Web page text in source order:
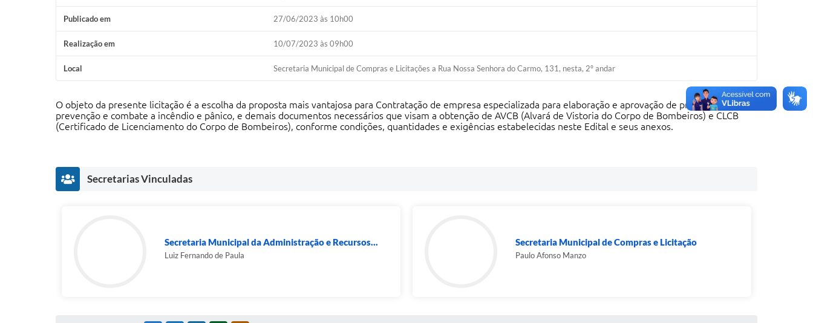
Publicado em 27/06/2023 às 10h00
Realização em 10/07/2023 às 09h00
Local Secretaria Municipal de Compras e Licitações a Rua Nossa Senhora do Carmo, 131, nesta, 2º andar
O objeto da presente licitação é a escolha da proposta mais vantajosa para Contratação de empresa especializada para elaboração e aprovação de projetos de
prevenção e combate a incêndio e pânico, e demais documentos necessários que visam a obtenção de AVCB (Alvará de Vistoria do Corpo de Bombeiros) e CLCB
(Certificado de Licenciamento do Corpo de Bombeiros), conforme condições, quantidades e exigências estabelecidas neste Edital e seus anexos.
Secretarias Vinculadas
Secretaria Municipal da Administração e Recursos...
Luiz Fernando de Paula
Secretaria Municipal de Compras e Licitação
Paulo Afonso Manzo